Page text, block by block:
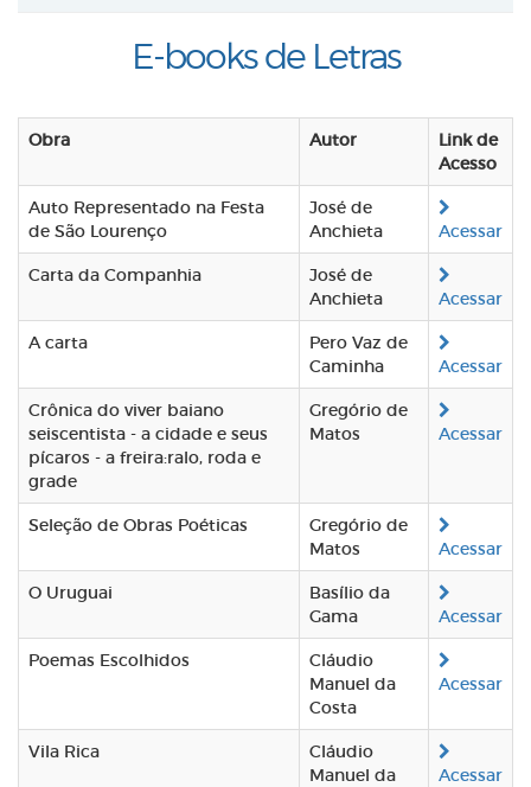
E-books de Letras
Obra Autor
Link de
Acesso
Auto Representado na Festa
de São Lourenço
José de
Anchieta
Acessar
Carta da Companhia
José de
Anchieta
Acessar
A carta
Pero Vaz de
Caminha
Acessar
Crônica do viver baiano
seiscentista - a cidade e seus
pícaros - a freira:ralo, roda e
grade
Gregório de
Matos
Acessar
Seleção de Obras Poéticas
Gregório de
Matos
Acessar
O Uruguai
Basílio da
Gama
Acessar
Poemas Escolhidos
Cláudio
Manuel da
Costa
Acessar
Vila Rica
Cláudio
Manuel da
Acessar